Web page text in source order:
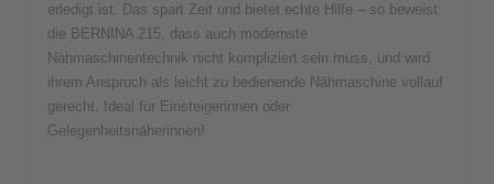
erledigt ist. Das spart Zeit und bietet echte Hilfe – so beweist
die BERNINA 215, dass auch modernste
Nähmaschinentechnik nicht kompliziert sein muss, und wird
ihrem Anspruch als leicht zu bedienende Nähmaschine vollauf
gerecht. Ideal für Einsteigerinnen oder
Gelegenheitsnäherinnen!